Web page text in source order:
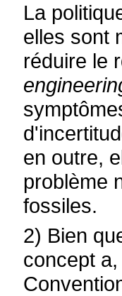
La
elles sont
réduire le
en outre,
problème
fossiles.
2) Bien
concept